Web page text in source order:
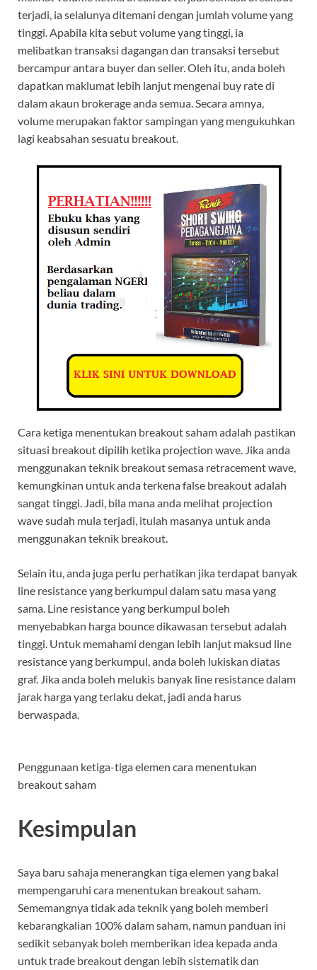
terjadi, ia selalunya ditemani dengan jumlah volume yang
tinggi. Apabila kita sebut volume yang tinggi, ia
melibatkan transaksi dagangan dan transaksi tersebut
bercampur antara buyer dan seller. Oleh itu, anda boleh
dapatkan maklumat lebih lanjut mengenai buy rate di
dalam akaun brokerage anda semua. Secara amnya,
volume merupakan faktor sampingan yang mengukuhkan
lagi keabsahan sesuatu breakout.
Cara ketiga menentukan breakout saham adalah pastikan
situasi breakout dipilih ketika projection wave. Jika anda
menggunakan teknik breakout semasa retracement wave,
kemungkinan untuk anda terkena false breakout adalah
sangat tinggi. Jadi, bila mana anda melihat projection
wave sudah mula terjadi, itulah masanya untuk anda
menggunakan teknik breakout.
Selain itu, anda juga perlu perhatikan jika terdapat banyak
line resistance yang berkumpul dalam satu masa yang
sama. Line resistance yang berkumpul boleh
menyebabkan harga bounce dikawasan tersebut adalah
tinggi. Untuk memahami dengan lebih lanjut maksud line
resistance yang berkumpul, anda boleh lukiskan diatas
graf. Jika anda boleh melukis banyak line resistance dalam
jarak harga yang terlaku dekat, jadi anda harus
berwaspada.
Penggunaan ketiga-tiga elemen cara menentukan
breakout saham
Kesimpulan
Saya baru sahaja menerangkan tiga elemen yang bakal
mempengaruhi cara menentukan breakout saham.
Sememangnya tidak ada teknik yang boleh memberi
kebarangkalian 100% dalam saham, namun panduan ini
sedikit sebanyak boleh memberikan idea kepada anda
untuk trade breakout dengan lebih sistematik dan